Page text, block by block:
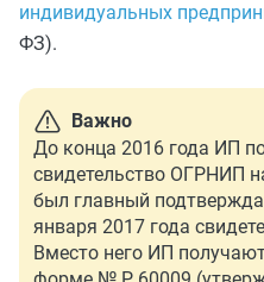
индивидуальных
ФЗ).
Важно
До конца 2016 года ИП
свидетельство ОГРНИП
был главный
января 2017 года
Вместо него ИП